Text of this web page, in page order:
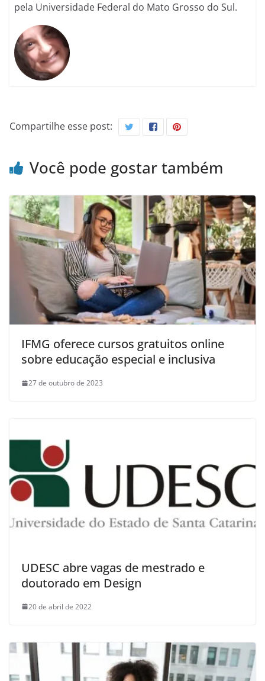
pela Universidade Federal do Mato Grosso do Sul.
Compartilhe esse post:
Você pode gostar também
IFMG oferece cursos gratuitos online
sobre educação especial e inclusiva
27 de outubro de 2023
UDESC abre vagas de mestrado e
doutorado em Design
20 de abril de 2022